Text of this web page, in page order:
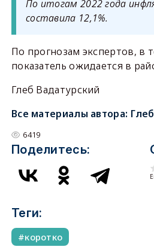
По итогам 2022 года
составила 12,1%.
По прогнозам экспертов, в
показатель ожидается в
Глеб Вадатурский
Все материалы автора:
6419
Поделитесь:
Теги:
коротко